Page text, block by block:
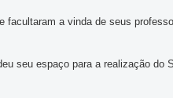
facultaram a vinda de seus
seu espaço para a realização do